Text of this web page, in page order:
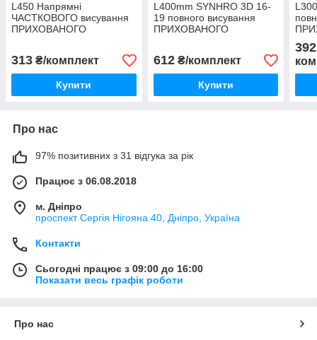
L450 Напрямні
ЧАСТКОВОГО висування
ПРИХОВАНОГО
19дсп
313 ₴/комплект
Купити
L400mm SYNHRO 3D 16-
19 повного висування
ПРИХОВАНОГО
ON
612₴/комплект
Купити
з
Про нас
97% позитивних з 31 відгука за рік
Працює з 06.08.2018
м. Дніпро
проспект Сергія Нігояна 40, Дніпро, Україна
Контакти
Сьогодні працює з 09:00 до 16:00
Показати весь графік роботи
Про нас